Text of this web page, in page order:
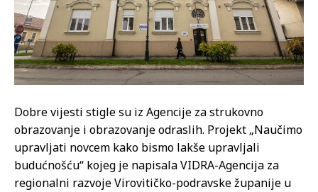
Dobre vijesti stigle su iz Agencije za strukovno
obrazovanje i obrazovanje odraslih. Projekt „Naučimo
upravljati novcem kako bismo lakše upravljali
budućnošću“ kojeg je napisala VIDRA-Agencija za
regionalni razvoje Virovitičko-podravske županije u